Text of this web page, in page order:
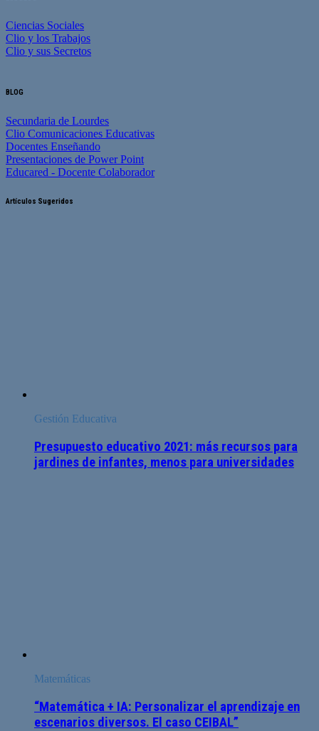
Ciencias Sociales
Clio y los Trabajos
Clio y sus Secretos
BLOG
Secundaria de Lourdes
Clio Comunicaciones Educativas
Docentes Enseñando
Presentaciones de Power Point
Educared - Docente Colaborador
Artículos Sugeridos
Gestión Educativa
Presupuesto educativo 2021: más recursos para
jardines de infantes, menos para universidades
Matemáticas
“Matemática + IA: Personalizar el aprendizaje en
escenarios diversos. El caso CEIBAL”